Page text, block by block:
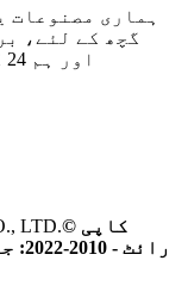
ہماری مصنوعات
گچھ کے لئے،
اور ہم 24 گھنٹوں کے اندر رابطے میں ہوں گے۔
LTD.© کاپی
رائٹ - 2010-2022: جملہ حقوق محفوظ ہیں۔